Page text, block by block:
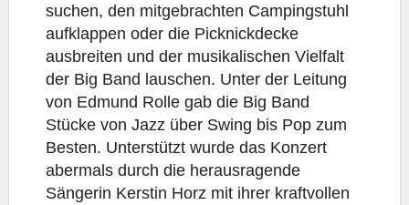
suchen, den mitgebrachten Campingstuhl
aufklappen oder die Picknickdecke
ausbreiten und der musikalischen Vielfalt
der Big Band lauschen. Unter der Leitung
von Edmund Rolle gab die Big Band
Stücke von Jazz über Swing bis Pop zum
Besten. Unterstützt wurde das Konzert
abermals durch die herausragende
Sängerin Kerstin Horz mit ihrer kraftvollen